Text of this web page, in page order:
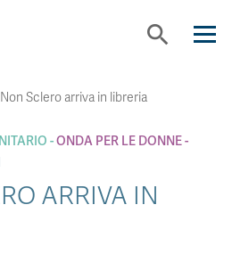
search
Non Sclero arriva in libreria
ONDA PER LE DONNE
ARRIVA IN